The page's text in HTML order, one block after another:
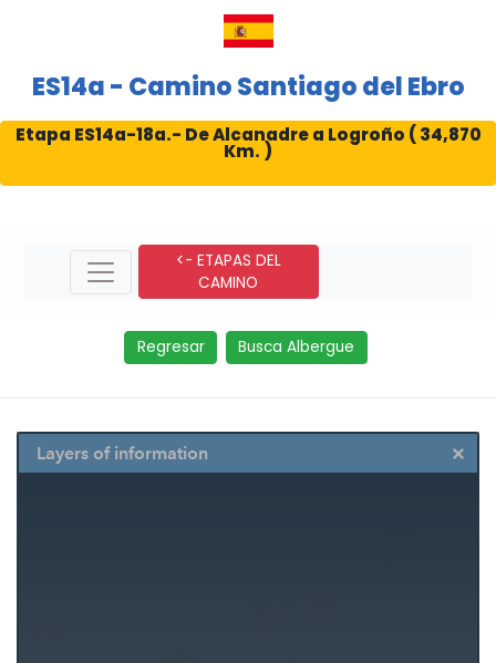
ES14a - Camino Santiago del Ebro
Etapa ES14a-18a.- De Alcanadre a Logroño ( 34,870
Km. )
<- ETAPAS DEL
CAMINO
Regresar Busca Albergue